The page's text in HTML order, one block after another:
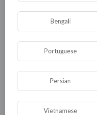
КАТЕГОРИИ
Bengali
Portuguese
Persian
Vietnamese